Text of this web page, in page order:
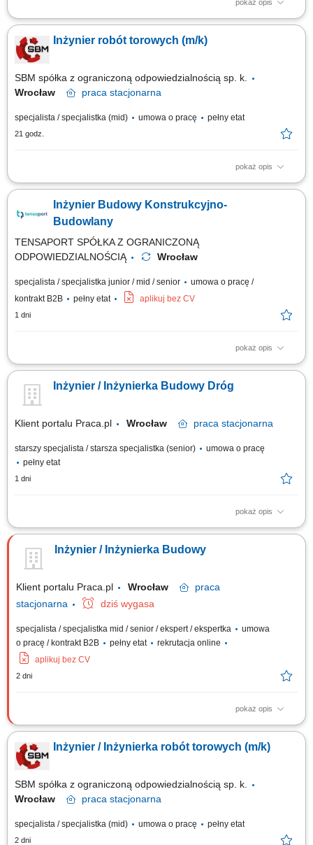
pokaż opis
Doradztwo techniczne, spotkania i bieżące konsultacje z inwestorami w
dokumentów i ustaleń; Odpowiedzialność za zamawianie materiałów
budowlanych; Koordynacja działań z kierownikiem budowy oraz ekipami
Inżynier robót torowych (m/k)
SBM spółka z ograniczoną odpowiedzialnością sp. k.
Wrocław
praca stacjonarna
specjalista / specjalistka (mid) umowa o pracę pełny etat
21 godz.
pokaż opis
Twój zakres obowiązków Znajomość dokumentacji budowy w zakresie
materiałów na budowę w zakresie terminowości, ilości i jakości,
Przygotowywanie dokumentów do odbioru robót (dokumentacja
Inżynier Budowy Konstrukcyjno-
Budowlany
TENSAPORT SPÓŁKA Z OGRANICZONĄ
ODPOWIEDZIALNOŚCIĄ
Wrocław
specjalista / specjalistka junior / mid / senior
umowa o pracę /
kontrakt B2B
pełny etat aplikuj bez CV
1 dni
pokaż opis
Zakres zadań: Bezpośredni nadzór nad wykonywanymi robotami, w
jakości, terminowości oraz stopnia zaawansowania prac zgodnie z
harmonogramem; Koordynacja robót zgodnie z wymaganiami inwestora,
Inżynier / Inżynierka Budowy Dróg
Klient portalu Praca.pl Wrocław praca stacjonarna
starszy specjalista / starsza specjalistka (senior)
umowa o pracę
pełny etat
1 dni
pokaż opis
Dbanie o ciągłość i rytm prac drogowych poprzez wsparcie w organizacji
nadzorowanie dokumentacji budowlanej związanej ze sprawnym
przekazywaniem poszczególnych etapów inwestycji. Sprawdzanie
Inżynier / Inżynierka Budowy
Klient portalu Praca.pl Wrocław
praca
stacjonarna
dziś wygasa
specjalista / specjalistka mid / senior / ekspert / ekspertka
umowa
o pracę / kontrakt B2B
pełny etat
rekrutacja online
aplikuj bez CV
2 dni
pokaż opis
Koordynowanie i nadzorowanie prac budowlanych zgodnie z
wykonywanych robót i monitorowanie postępu realizacji inwestycji.
Współpraca z podwykonawcami, dostawcami oraz zespołami
Inżynier / Inżynierka robót torowych (m/k)
SBM spółka z ograniczoną odpowiedzialnością sp. k.
Wrocław
praca stacjonarna
specjalista / specjalistka (mid) umowa o pracę pełny etat
2 dni